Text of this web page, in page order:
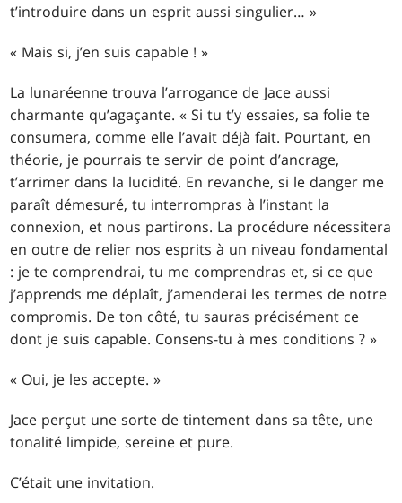
t’introduire dans un esprit aussi singulier… »
« Mais si, j’en suis capable ! »
La lunaréenne trouva l’arrogance de Jace aussi
charmante qu’agaçante. « Si tu t’y essaies, sa folie te
consumera, comme elle l’avait déjà fait. Pourtant, en
théorie, je pourrais te servir de point d’ancrage,
t’arrimer dans la lucidité. En revanche, si le danger me
paraît démesuré, tu interrompras à l’instant la
connexion, et nous partirons. La procédure nécessitera
en outre de relier nos esprits à un niveau fondamental
: je te comprendrai, tu me comprendras et, si ce que
j’apprends me déplaît, j’amenderai les termes de notre
compromis. De ton côté, tu sauras précisément ce
dont je suis capable. Consens-tu à mes conditions ? »
« Oui, je les accepte. »
Jace perçut une sorte de tintement dans sa tête, une
tonalité limpide, sereine et pure.
C’était une invitation.